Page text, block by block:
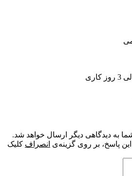
دیدگاهی دیگر ارسال خواهد شد.
بر روی گزینه‌ی انصرافکلیک